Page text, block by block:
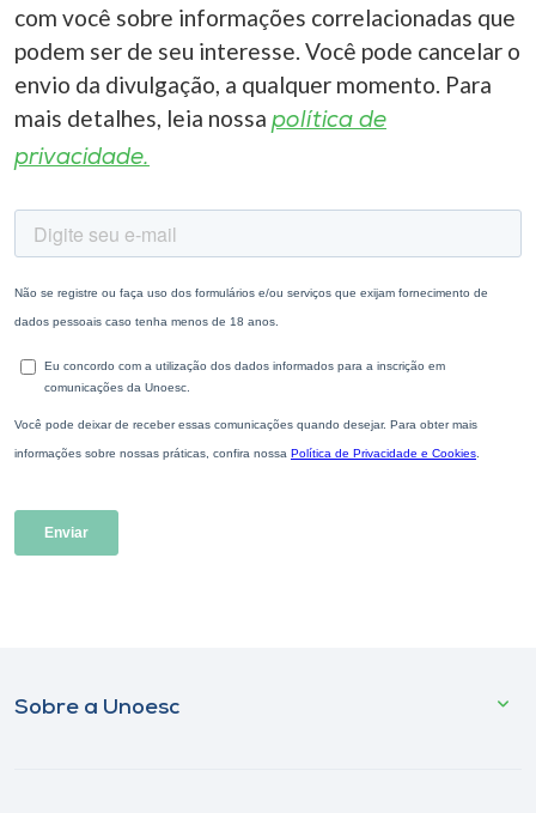
com você sobre informações correlacionadas que
podem ser de seu interesse. Você pode cancelar o
envio da divulgação, a qualquer momento. Para
mais detalhes, leia nossa política de
privacidade.
Sobre a Unoesc